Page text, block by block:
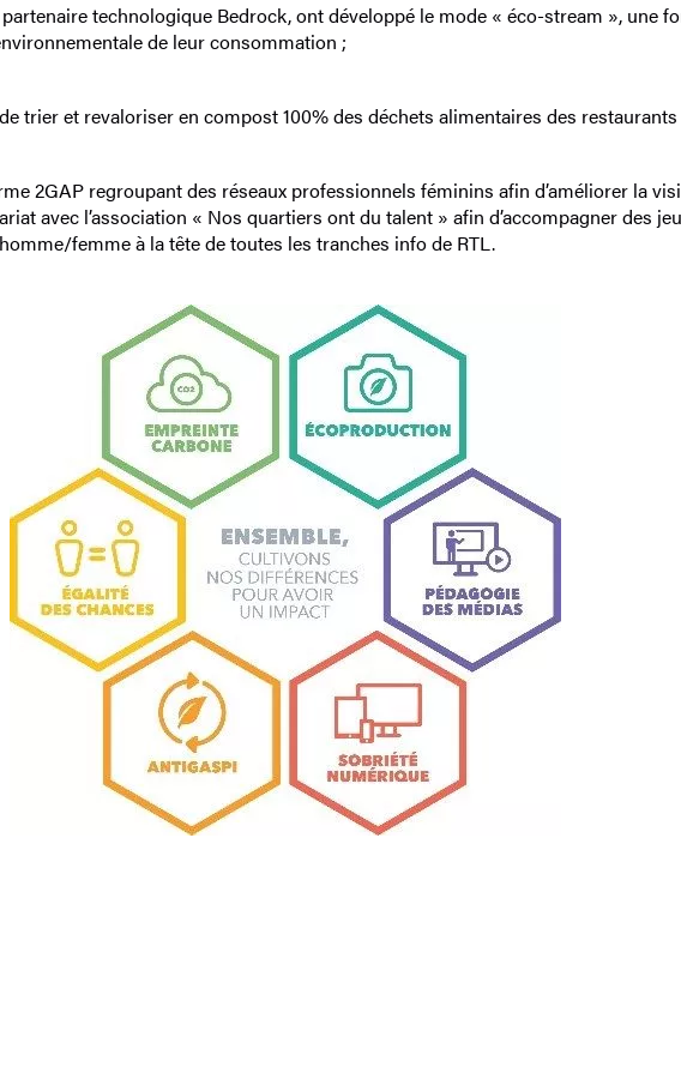
partenaire technologique Bedrock, ont développé le mode « éco-stream », une
de leur consommation ;
trier et revaloriser en compost 100% des déchets alimentaires des
2GAP regroupant des réseaux professionnels féminins afin d’améliorer la
avec l’association « Nos quartiers ont du talent » afin d’accompagner des
femme à la tête de toutes les tranches info de RTL.